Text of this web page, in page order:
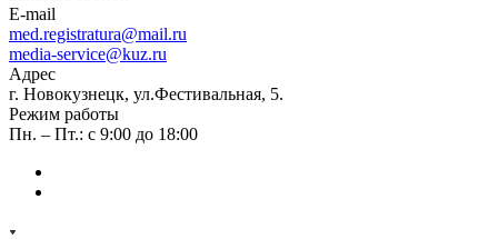
E-mail
med.registratura@mail.ru
media-service@kuz.ru
Адрес
г. Новокузнецк, ул.Фестивальная, 5.
Режим работы
Пн. – Пт.: с 9:00 до 18:00